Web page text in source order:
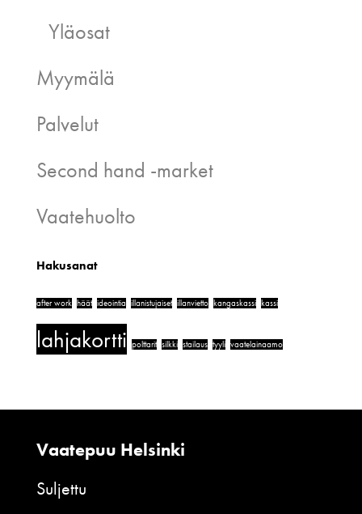
Yläosat
Myymälä
Palvelut
Second hand -market
Vaatehuolto
Hakusanat
after work häät ideointia illanistujaiset illanvietto kangaskassi kassi
lahjakortti polttarit silkki stailaus tyyli vaatelainaamo
Vaatepuu Helsinki
Suljettu